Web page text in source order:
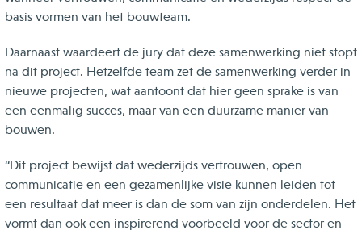
basis vormen van het bouwteam.
Daarnaast waardeert de jury dat deze samenwerking niet stopt
na dit project. Hetzelfde team zet de samenwerking verder in
nieuwe projecten, wat aantoont dat hier geen sprake is van
een eenmalig succes, maar van een duurzame manier van
bouwen.
“Dit project bewijst dat wederzijds vertrouwen, open
communicatie en een gezamenlijke visie kunnen leiden tot
een resultaat dat meer is dan de som van zijn onderdelen. Het
vormt dan ook een inspirerend voorbeeld voor de sector en